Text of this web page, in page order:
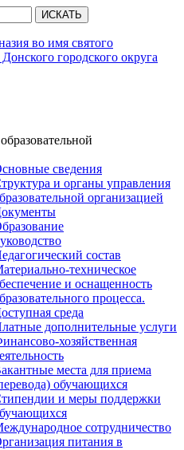
ИСКАТЬ
сведения
и органы управления
организацией
состав
техническое
и оснащенность
процесса.
среда
дополнительные услуги
хозяйственная
места для приема
обучающихся
и меры поддержки
сотрудничество
питания в